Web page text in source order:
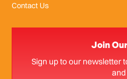
Contact Us
Join
Sign up to our newsletter